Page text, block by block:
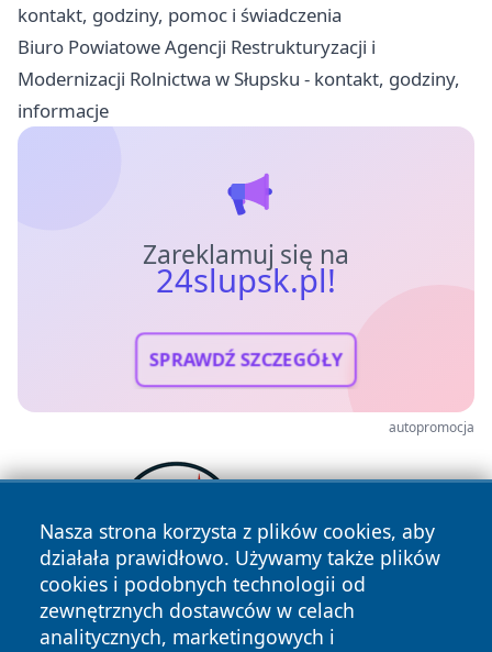
kontakt, godziny, pomoc i świadczenia
Biuro Powiatowe Agencji Restrukturyzacji i
Modernizacji Rolnictwa w Słupsku - kontakt, godziny,
informacje
Zareklamuj się na
24slupsk.pl!
SPRAWDŹ SZCZEGÓŁY
autopromocja
Nasza strona korzysta z plików cookies, aby
działała prawidłowo. Używamy także plików
cookies i podobnych technologii od
zewnętrznych dostawców w celach
analitycznych, marketingowych i